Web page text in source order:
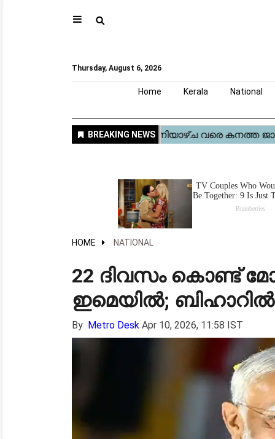
⚲
Thursday, August 6, 2026
Home Kerala National
HOME NATIONAL
22 ദിവസം കൊണ്ട്
ഇമെയിൽ;
By Metro Desk Apr 10, 2026, 11:58 IST